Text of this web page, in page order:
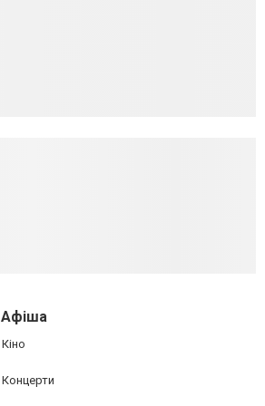
Афіша
Кіно
Концерти